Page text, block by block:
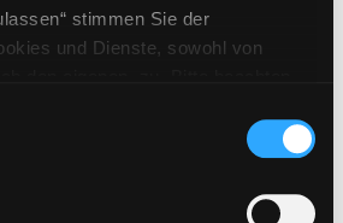
stimmen Sie der
und Dienste, sowohl von
eine Verarbeitung in
(Länder außerhalb des EWR
stattfinden kann. In
Berlin, Der Audio Verlag